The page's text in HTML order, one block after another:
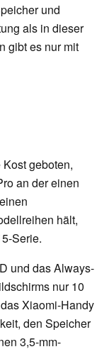
und
als in dieser
gibt es nur mit
geboten,
an der einen
hält,
Serie.
und das Always-
nur 10
Xiaomi-Handy
den Speicher
3,5-mm-